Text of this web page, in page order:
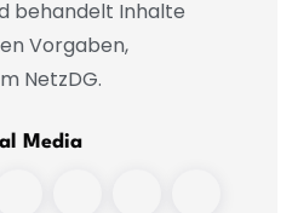
behandelt Inhalte
Vorgaben,
NetzDG.
Media